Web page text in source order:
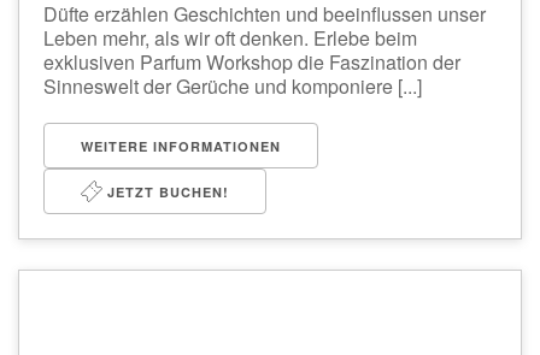
Düfte erzählen Geschichten und beeinflussen unser
Leben mehr, als wir oft denken. Erlebe beim
exklusiven Parfum Workshop die Faszination der
Sinneswelt der Gerüche und komponiere [...]
WEITERE INFORMATIONEN
JETZT BUCHEN!